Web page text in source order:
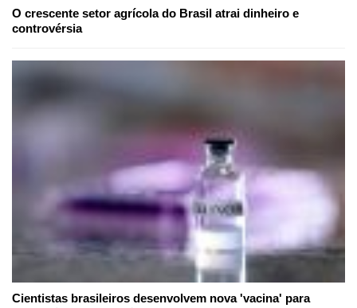
O crescente setor agrícola do Brasil atrai dinheiro e
controvérsia
Cientistas brasileiros desenvolvem nova 'vacina' para